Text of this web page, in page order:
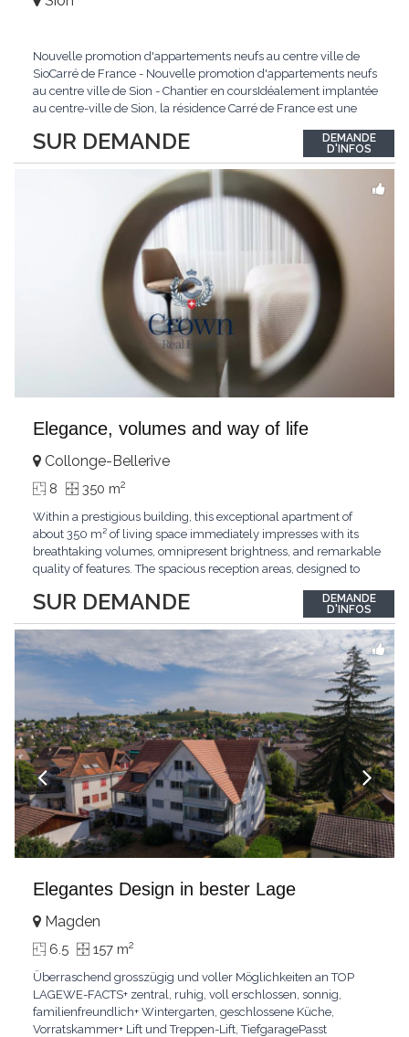
SUR DEMANDE
Nouvelle promotion d'appartements neufs au centre ville de
SioCarré de France - Nouvelle promotion d'appartements neufs
au centre ville de Sion - Chantier en coursIdéalement implantée
au centre-ville de Sion, la résidence Carré de France est une
contemporaine, qualité de vie et emplacement privilégié.Ce
projet d'envergure comprend 38...
DEMANDE
D'INFOS
Elegance, volumes and way of life
SUR DEMANDE
Collonge-Bellerive
8 350 m2
Within a prestigious building, this exceptional apartment of
about 350 m² of living space immediately impresses with its
breathtaking volumes, omnipresent brightness, and remarkable
quality of features. The spacious reception areas, designed to
outdoor spaces bathed in greenery. The bedrooms also have
direct access to the outdoors, offering...
DEMANDE
D'INFOS
Elegantes Design in bester Lage
Magden
6.5 157 m2
Überraschend grosszügig und voller Möglichkeiten an TOP
LAGEWE-FACTS+ zentral, ruhig, voll erschlossen, sonnig,
familienfreundlich+ Wintergarten, geschlossene Küche,
Vorratskammer+ Lift und Treppen-Lift, TiefgaragePasst